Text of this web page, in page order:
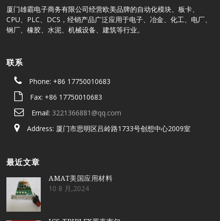
厦门雄霸电子商务有限公司经营欧美品牌的自动化模块、板卡、
CPU、PLC、DCS，经销产品广泛应用于电子、冶金、化工、电厂、
钢厂、橡胶、水泥、机械设备、建筑等行业。
联系
Phone: +86 17750010683
Fax: +86 17750010683
Email: 3221366881@qq.com
Address: 厦门市思明区吕岭路1733号创想中心2009室
最近文章
AMAT美国应用材料
10 8 月,2024